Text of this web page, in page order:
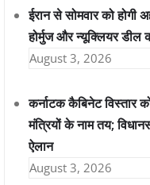
ईरान से सोमवार को होगी
होर्मुज और न्यूक्लियर डील
August 3, 2026
कर्नाटक कैबिनेट विस्तार
मंत्रियों के नाम तय;
ऐलान
August 3, 2026